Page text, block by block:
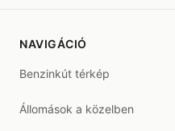
NAVIGÁCIÓ
Benzinkút térkép
Állomások a közelben